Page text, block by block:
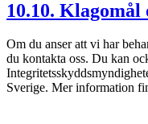
10.10. Klagomål
Om du anser att vi har
du kontakta oss. Du kan
Sverige. Mer information